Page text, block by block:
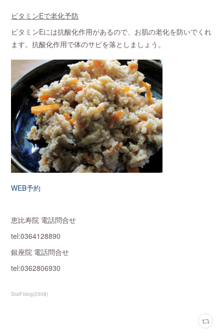
ビタミンEで老化予防
ビタミンEには抗酸化作用があるので、お肌の老化を防いでくれ
ます。抗酸化作用で体のサビを落としましょう。
WEB予約
恵比寿院 電話問合せ
tel:0364128890
銀座院 電話問合せ
tel:0362806930
Staff blog(2508)